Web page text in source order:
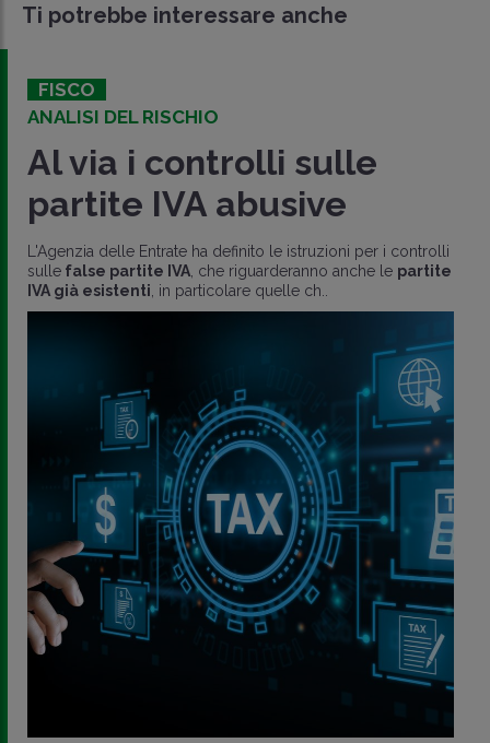
Ti potrebbe interessare anche
FISCO
ANALISI DEL RISCHIO
Al via i controlli sulle
partite IVA abusive
L'Agenzia delle Entrate ha definito le istruzioni per i controlli
sulle false partite IVA , che riguarderanno anche le partite
IVA già esistenti , in particolare quelle ch..